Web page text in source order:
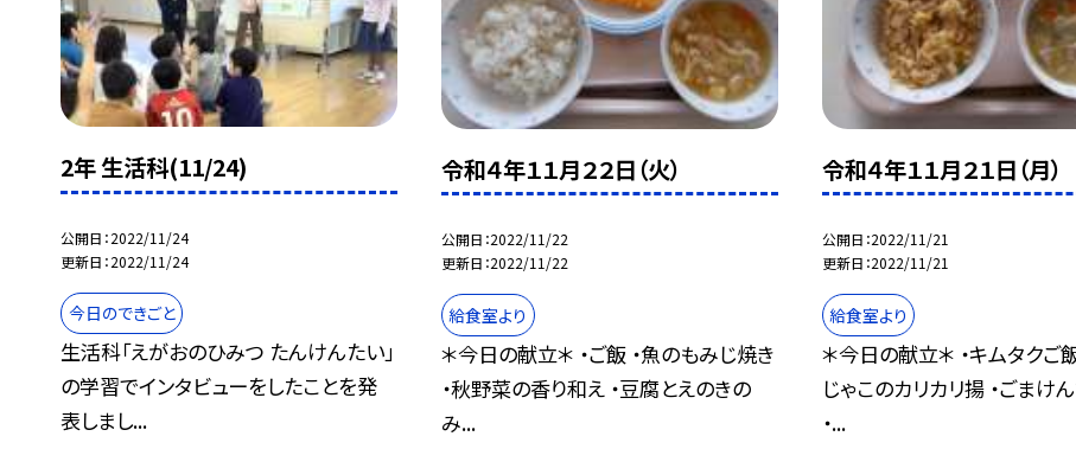
2年 生活科(11/24)
公開日 2022/11/24
更新日 2022/11/24
今日のできごと
生活科「えがおのひみつ たんけんたい」
の学習でインタビューをしたことを発
表しまし...
令和４年１１月２２日（火）
公開日 2022/11/22
更新日 2022/11/22
給食室より
＊今日の献立＊ ・ご飯 ・魚のもみじ焼き
・秋野菜の香り和え ・豆腐とえのきの
み...
令和４年１１月２１日（月）
公開日 2022/11/21
更新日 2022/11/21
給食室より
＊今日の献立＊ ・キムタクご
じゃこのカリカリ揚 ・ごまけ
・...